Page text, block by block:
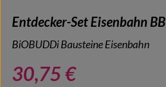
Entdecker-Set Eisenbahn
BiOBUDDi Bausteine Eisenbahn
30,75 €